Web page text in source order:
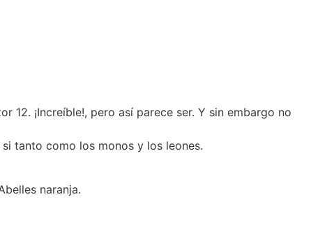
¡Increíble!, pero así parece ser. Y sin embargo no
tanto como los monos y los leones.
naranja.